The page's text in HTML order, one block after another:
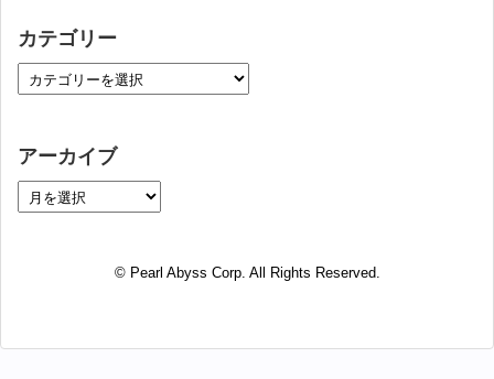
カテゴリー
アーカイブ
© Pearl Abyss Corp. All Rights Reserved.